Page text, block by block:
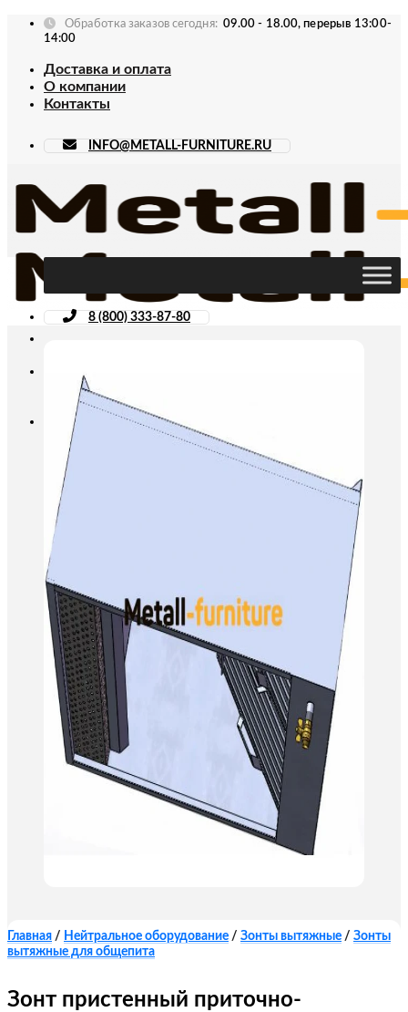
Skip
Обработка заказов сегодня: 09.00 - 18.00, перерыв 13:00-
14:00
Доставка и оплата
О компании
Контакты
INFO@METALL-FURNITURE.RU
8 (800) 333-87-80
Главная / Нейтральное оборудование / Зонты вытяжные / Зонты
вытяжные для общепита
Зонт пристенный приточно-